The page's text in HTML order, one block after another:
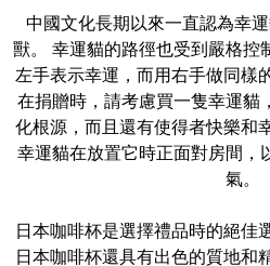
中國文化長期以來一直認為幸
獸。 幸運貓的路徑也受到嚴格控
左手表示幸運，而用右手做同樣
在捐贈時，請考慮買一隻幸運貓
化根源，而且還有使得者快樂和
幸運貓在放置它時正面對房間，
氣。
日本咖啡杯是選擇禮品時的絕佳
日本咖啡杯還具有出色的質地和